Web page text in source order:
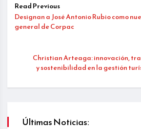
Read Previous
Designan a José Antonio Rubio como
general de Corpac
Christian Arteaga: innovación,
y sostenibilidad en la gestión
Últimas Noticias: